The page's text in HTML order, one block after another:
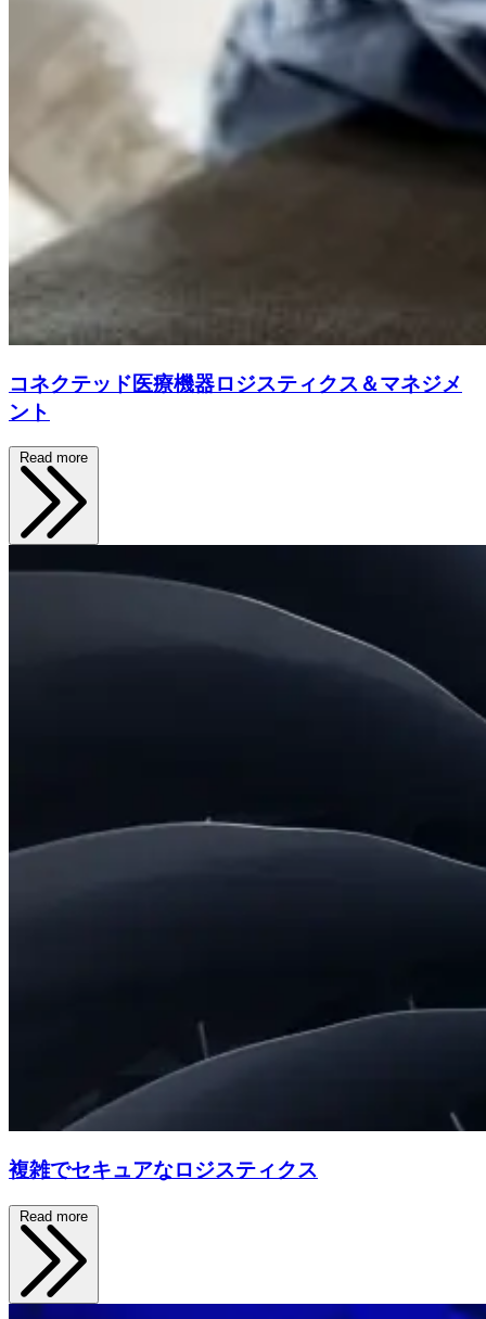
コネクテッド医療機器ロジスティクス＆マネジメ
ント
Read more
複雑でセキュアなロジスティクス
Read more